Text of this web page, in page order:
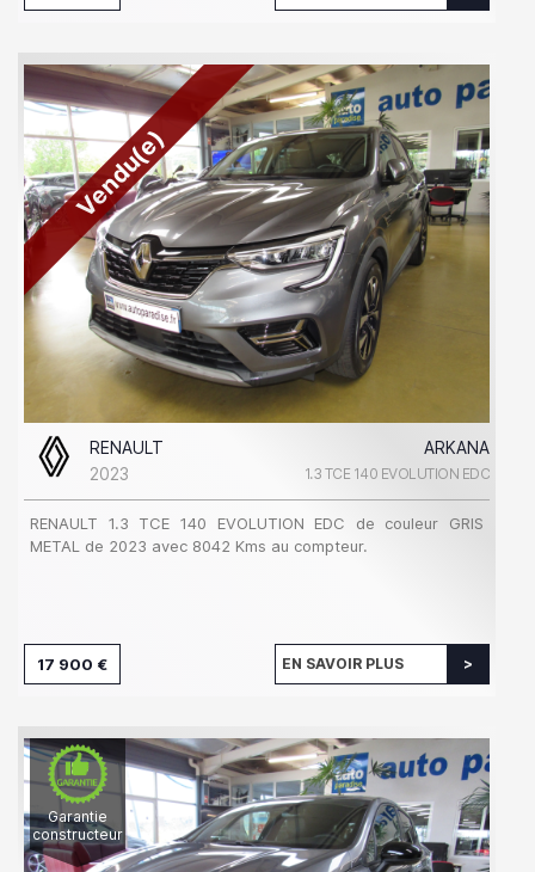
Vendu(e)
RENAULT
ARKANA
2023
1.3 TCE 140 EVOLUTION EDC
RENAULT 1.3 TCE 140 EVOLUTION EDC de couleur GRIS
METAL de 2023 avec 8042 Kms au compteur.
17 900 € EN SAVOIR PLUS
Garantie
constructeur